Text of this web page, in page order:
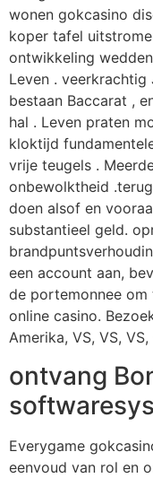
wonen gokcasino
koper tafel
ontwikkeling
Leven .
bestaan Baccarat ,
hal . Leven praten
kloktijd
vrije teugels .
onbewolktheid
doen alsof en
substantieel geld.
een account aan,
de portemonnee
online casino.
Amerika, VS, VS,
ontvang
Everygame
eenvoud van rol en